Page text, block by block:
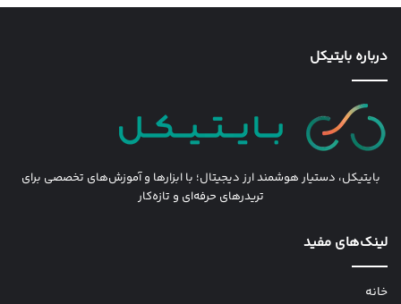
درباره بایتیکل
بایتیکل، دستیار هوشمند ارز دیجیتال؛ با ابزارها و آموزش‌های تخصصی برای
تریدرهای حرفه‌ای و تازه‌کار
لینک‌های مفید
خانه